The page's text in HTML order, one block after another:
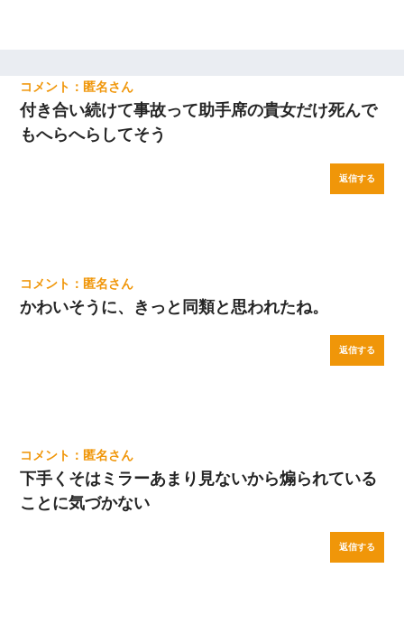
匿名
付き合い続けて事故って助手席の貴女だけ死んで
もへらへらしてそう
返信する
匿名
かわいそうに、きっと同類と思われたね。
返信する
匿名
下手くそはミラーあまり見ないから煽られている
ことに気づかない
返信する